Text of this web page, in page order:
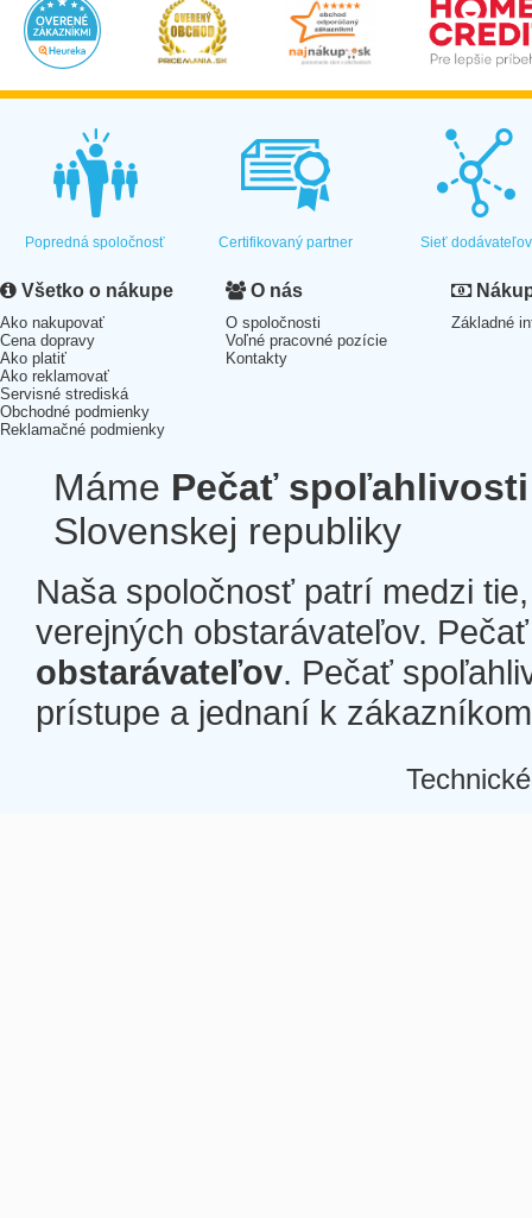
Popredná spoločnosť Certifikovaný partner Sieť dodávateľov
Všetko o nákupe
Ako nakupovať
Cena dopravy
Ako platiť
Ako reklamovať
Servisné strediská
Obchodné podmienky
Reklamačné podmienky
O nás
O spoločnosti
Voľné pracovné pozície
Kontakty
Základné
Máme Pečať spoľahlivosti
Slovenskej republiky
Naša spoločnosť patrí medzi
verejných obstarávateľov.
obstarávateľov. Pečať
prístupe a jednaní k